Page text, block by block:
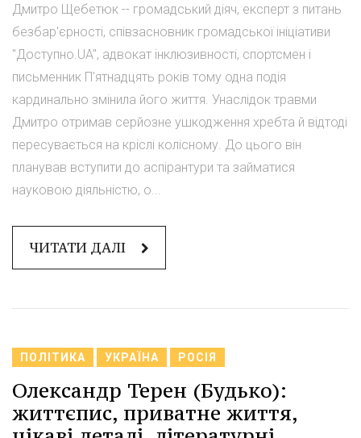
Дмитро Щебетюк -- громадський діяч, експерт з питань
безбар'єрності, співзасновник громадської ініціативи
"Доступно.UA", адвокат інклюзивності, спортсмен і
письменник П'ятнадцять років тому одна подія
кардинально змінила його життя. Унаслідок травми
Дмитро отримав серйозне ушкодження хребта й відтоді
пересувається на кріслі колісному. До цього він
планував вступити до аспірантури та займатися
науковою діяльністю, о...
ЧИТАТИ ДАЛІ
ПОЛІТИКА УКРАЇНА РОСІЯ
Олександр Терен (Будько):
життєпис, приватне життя,